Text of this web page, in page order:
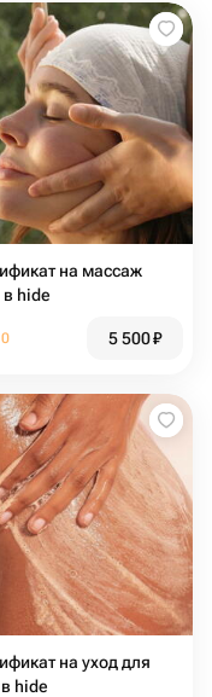
на массаж
hide
5 500₽
на уход для
hide